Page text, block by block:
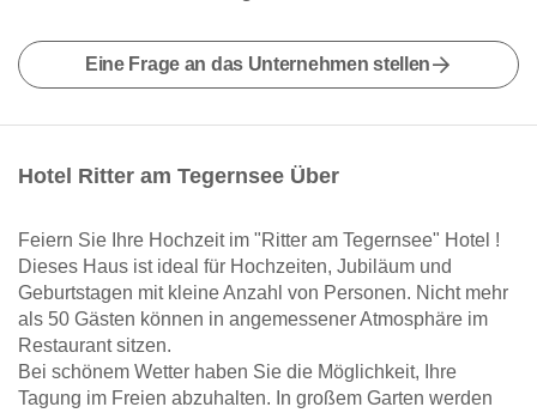
Eine Frage an das Unternehmen stellen
Hotel Ritter am Tegernsee Über
Feiern Sie Ihre Hochzeit im "Ritter am Tegernsee" Hotel !
Dieses Haus ist ideal für Hochzeiten, Jubiläum und
Geburtstagen mit kleine Anzahl von Personen. Nicht mehr
als 50 Gästen können in angemessener Atmosphäre im
Restaurant sitzen.
Bei schönem Wetter haben Sie die Möglichkeit, Ihre
Tagung im Freien abzuhalten. In großem Garten werden